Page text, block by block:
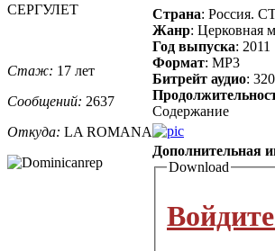
СЕРГУЛЕТ
Стаж: 17 лет
Сообщений: 2637
Откуда: LA ROMANA
Страна: Россия.
Жанр: Церковная
Год выпуска: 2011
Формат: MP3
Битрейт аудио:
Содержание
Дополнительная
Download